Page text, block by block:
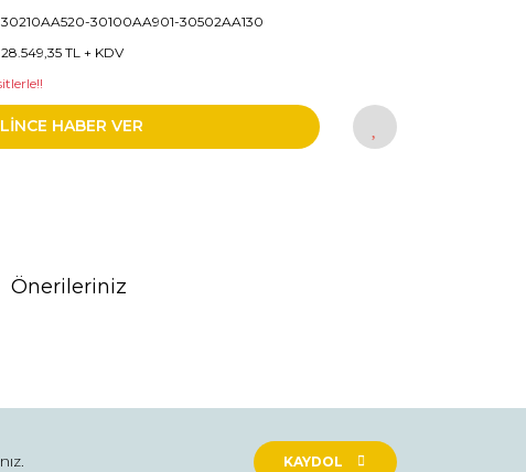
30210AA520-30100AA901-30502AA130
28.549,35 TL + KDV
HABER VER
Önerileriniz
KAYDOL